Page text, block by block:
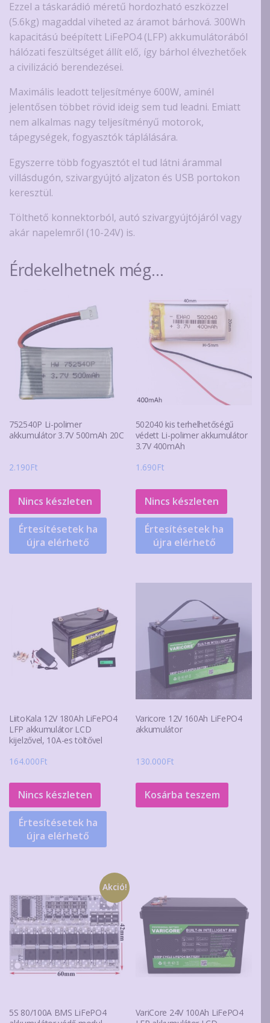
Ezzel a táskarádió méretű hordozható eszközzel
(5.6kg) magaddal viheted az áramot bárhová. 300Wh
kapacitású beépített LiFePO4 (LFP) akkumulátorából
hálózati feszültséget állít elő, így bárhol élvezhetőek
a civilizáció berendezései.
Maximális leadott teljesítménye 600W, aminél
jelentősen többet rövid ideig sem tud leadni. Emiatt
nem alkalmas nagy teljesítményű motorok,
tápegységek, fogyasztók táplálására.
Egyszerre több fogyasztót el tud látni árammal
villásdugón, szivargyújtó aljzaton és USB portokon
keresztül.
Tölthető konnektorból, autó szivargyújtójáról vagy
akár napelemről (10-24V) is.
Érdekelhetnek még…
752540P Li-polimer
akkumulátor 3.7V 500mAh 20C
2.190Ft
Nincs készleten
Értesítésetek ha
újra elérhető
502040 kis terhelhetőségű
védett Li-polimer akkumulátor
3.7V 400mAh
1.690Ft
Nincs készleten
Értesítésetek ha
újra elérhető
LiitoKala 12V 180Ah LiFePO4
LFP akkumulátor LCD
kijelzővel, 10A-es töltővel
164.000Ft
Nincs készleten
Értesítésetek ha
újra elérhető
Varicore 12V 160Ah LiFePO4
akkumulátor
130.000Ft
Kosárba teszem
Akció!
5S 80/100A BMS LiFePO4
VariCore 24V 100Ah LiFePO4